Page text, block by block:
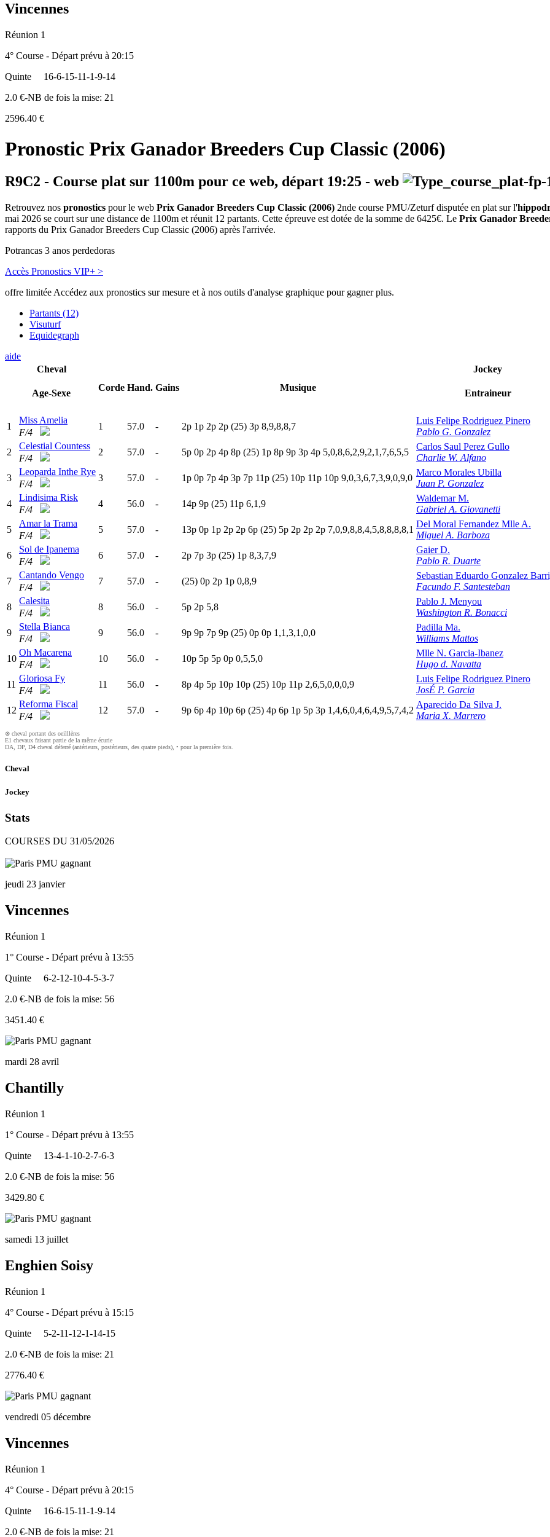
Vincennes
Réunion 1
4° Course - Départ prévu à 20:15
Quinte
16-6-15-11-1-9-14
2.0 €-NB de fois la mise: 21
2596.40 €
Pronostic Prix Ganador Breeders Cup Classic (2006)
R9C2 - Course plat sur 1100m pour ce web, départ 19:25 - web
Retrouvez nos pronostics pour le web Prix Ganador Breeders Cup Classic (2006) 2nde course PMU/Zeturf disputée en plat sur l'
mai 2026 se court sur une distance de 1100m et réunit 12 partants. Cette épreuve est dotée de la somme de 6425€. Le Prix Ganador
rapports du Prix Ganador Breeders Cup Classic (2006) après l'arrivée.
Potrancas 3 anos perdedoras
Accès Pronostics VIP+ >
offre limitée Accédez aux pronostics sur mesure et à nos outils d'analyse graphique pour gagner plus.
Partants (12)
Visuturf
Equidegraph
aide
Cheval
Age-Sexe
Corde Hand. Gains Musique
Jockey
Entraineur
1
Miss Amelia
F/4
1 57.0 - 2p 1p 2p 2p (25) 3p 8,9,8,8,7
Luis Felipe Rodriguez Pinero
Pablo G. Gonzalez
2
Celestial Countess
F/4
2 57.0 - 5p 0p 2p 4p 8p (25) 1p 8p 9p 3p 4p 5,0,8,6,2,9,2,1,7,6,5,5
Carlos Saul Perez Gullo
Charlie W. Alfano
3
Leoparda Inthe Rye
F/4
3 57.0 - 1p 0p 7p 4p 3p 7p 11p (25) 10p 11p 10p 9,0,3,6,7,3,9,0,9,0
Marco Morales Ubilla
Juan P. Gonzalez
4
Lindisima Risk
F/4
4 56.0 - 14p 9p (25) 11p 6,1,9
Waldemar M.
Gabriel A. Giovanetti
5
Amar la Trama
F/4
5 57.0 - 13p 0p 1p 2p 2p 6p (25) 5p 2p 2p 2p 7,0,9,8,8,4,5,8,8,8,8,1
Del Moral Fernandez Mlle A.
Miguel A. Barboza
6
Sol de Ipanema
F/4
6 57.0 - 2p 7p 3p (25) 1p 8,3,7,9
Gaier D.
Pablo R. Duarte
7
Cantando Vengo
F/4
7 57.0 - (25) 0p 2p 1p 0,8,9
Sebastian Eduardo Gonzalez
Facundo F. Santesteban
8
Calesita
F/4
8 56.0 - 5p 2p 5,8
Pablo J. Menyou
Washington R. Bonacci
9
Stella Bianca
F/4
9 56.0 - 9p 9p 7p 9p (25) 0p 0p 1,1,3,1,0,0
Padilla Ma.
Williams Mattos
10
Oh Macarena
F/4
10 56.0 - 10p 5p 5p 0p 0,5,5,0
Mlle N. Garcia-Ibanez
Hugo d. Navatta
11
Gloriosa Fy
F/4
11 56.0 - 8p 4p 5p 10p 10p (25) 10p 11p 2,6,5,0,0,0,9
Luis Felipe Rodriguez Pinero
JosÉ P. Garcia
12
Reforma Fiscal
F/4
12 57.0 - 9p 6p 4p 10p 6p (25) 4p 6p 1p 5p 3p 1,4,6,0,4,6,4,9,5,7,4,2
Aparecido Da Silva J.
Maria X. Marrero
⊗ cheval portant des oeilllères
E1 chevaux faisant partie de la même écurie
DA, DP, D4 cheval déferré (antérieurs, postérieurs, des quatre pieds), • pour la première fois.
Cheval
Jockey
Stats
COURSES DU 31/05/2026
jeudi 23 janvier
Vincennes
Réunion 1
1° Course - Départ prévu à 13:55
Quinte
6-2-12-10-4-5-3-7
2.0 €-NB de fois la mise: 56
3451.40 €
mardi 28 avril
Chantilly
Réunion 1
1° Course - Départ prévu à 13:55
Quinte
13-4-1-10-2-7-6-3
2.0 €-NB de fois la mise: 56
3429.80 €
samedi 13 juillet
Enghien Soisy
Réunion 1
4° Course - Départ prévu à 15:15
Quinte
5-2-11-12-1-14-15
2.0 €-NB de fois la mise: 21
2776.40 €
vendredi 05 décembre
Vincennes
Réunion 1
4° Course - Départ prévu à 20:15
Quinte
16-6-15-11-1-9-14
2.0 €-NB de fois la mise: 21